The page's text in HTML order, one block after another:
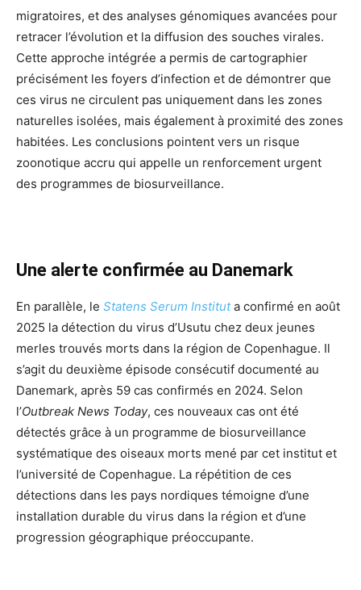
migratoires, et des analyses génomiques avancées pour
retracer l’évolution et la diffusion des souches virales.
Cette approche intégrée a permis de cartographier
précisément les foyers d’infection et de démontrer que
ces virus ne circulent pas uniquement dans les zones
naturelles isolées, mais également à proximité des zones
habitées. Les conclusions pointent vers un risque
zoonotique accru qui appelle un renforcement urgent
des programmes de biosurveillance.
Une alerte confirmée au Danemark
En parallèle, le Statens Serum Instituta confirmé en août
2025 la détection du virus d’Usutu chez deux jeunes
merles trouvés morts dans la région de Copenhague. Il
s’agit du deuxième épisode consécutif documenté au
Danemark, après 59 cas confirmés en 2024. Selon
l’Outbreak News Today, ces nouveaux cas ont été
détectés grâce à un programme de biosurveillance
systématique des oiseaux morts mené par cet institut et
l’université de Copenhague. La répétition de ces
détections dans les pays nordiques témoigne d’une
installation durable du virus dans la région et d’une
progression géographique préoccupante.